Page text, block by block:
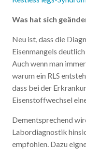
Was hat sich
Neu ist, dass die
Eisenmangels
Auch wenn man
warum ein RLS
dass bei der
Eisenstoffwechsel
Dementsprechend
Labordiagnostik
empfohlen. Dazu